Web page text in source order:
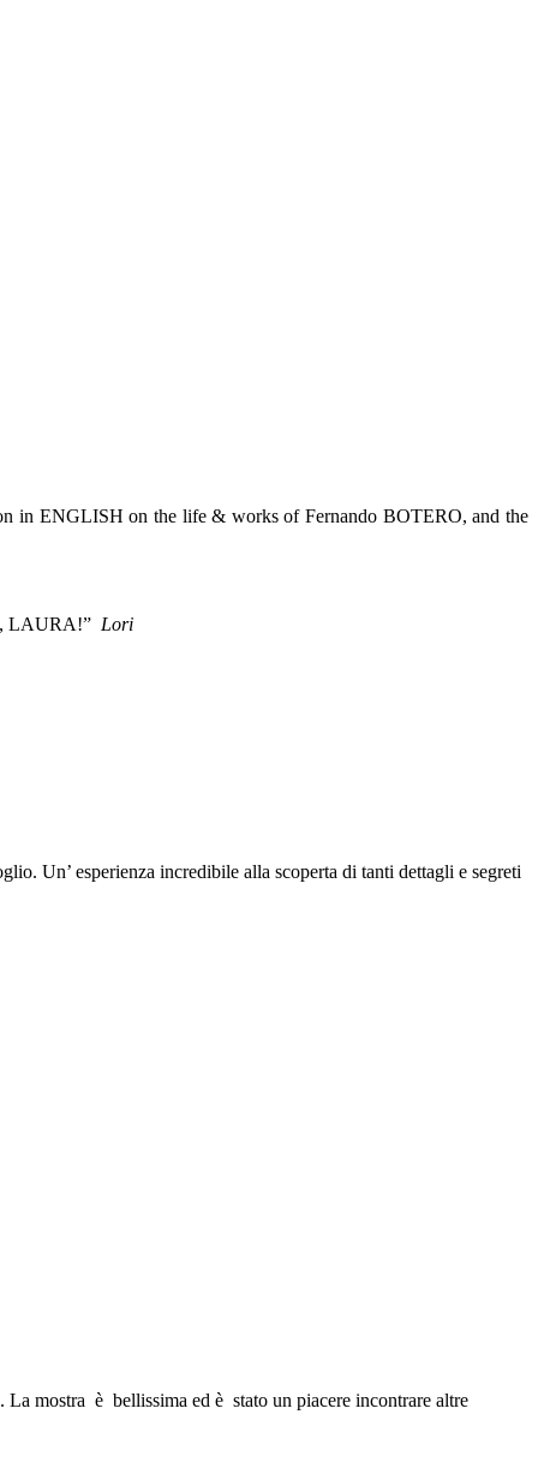
in ENGLISH on the life & works of Fernando BOTERO, and the
LAURA!” Lori
Un’ esperienza incredibile alla scoperta di tanti dettagli e segreti
La mostra è bellissima ed è stato un piacere incontrare altre